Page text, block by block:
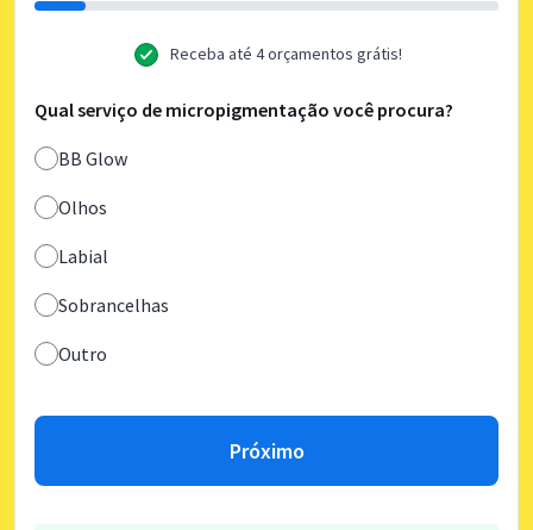
Receba até 4 orçamentos grátis!
Qual serviço de micropigmentação você procura?
BB Glow
Olhos
Labial
Sobrancelhas
Outro
Próximo